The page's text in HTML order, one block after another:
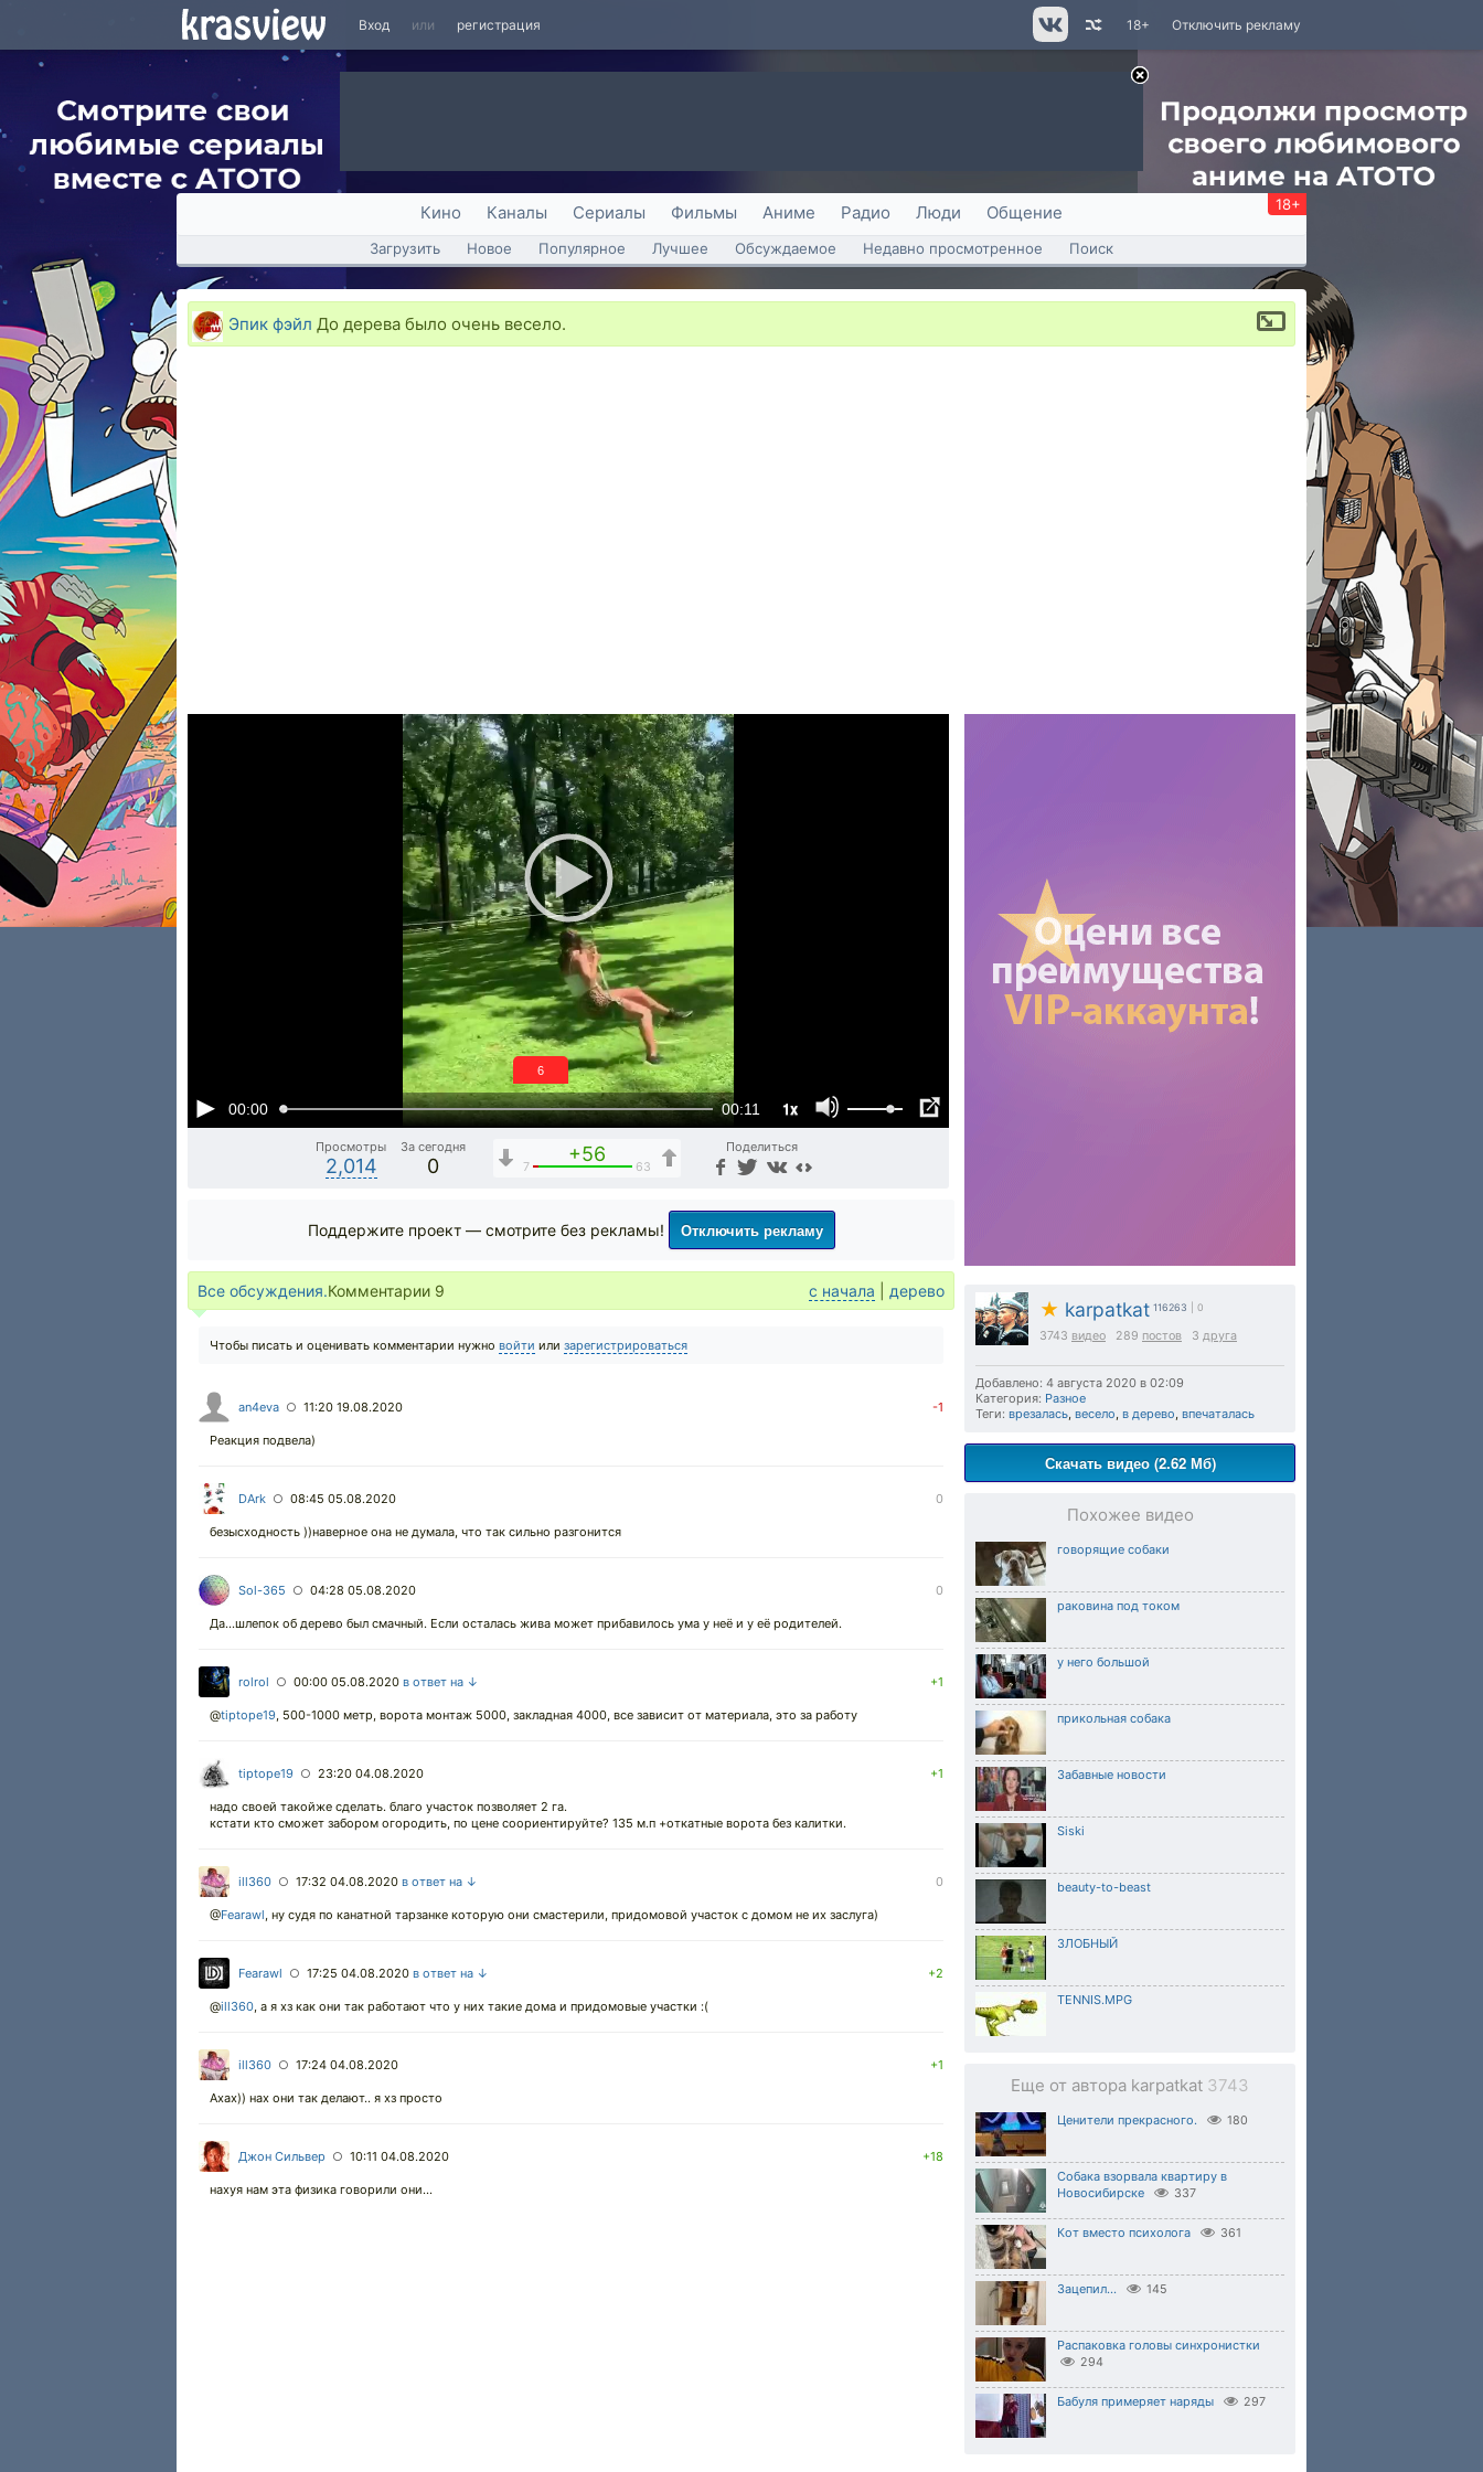
Вход или регистрация Отключить рекламу
18+
Кино Каналы Сериалы Фильмы Аниме Радио Люди Общение 18+
Загрузить Новое Популярное Лучшее Обсуждаемое Недавно просмотренное Поиск
Эпик фэйл До дерева было очень весело.
00:00 00:11 1x
5
Просмотры
2,014
За сегодня
0
+56
7 63
Поделиться
★ karpatkat 116263 | 0
3743 видео 289 постов 3 друга
Добавлено: 4 августа 2020 в 02:09
Категория: Разное
Теги: врезалась, весело, в дерево, впечаталась
Скачать видео (2.62 Мб)
Похожее видео
говорящие собаки
раковина под током
у него большой
прикольная собака
Забавные новости
Siski
beauty-to-beast
ЗЛОБНЫЙ
TENNIS.MPG
Еще от автора karpatkat 3743
Ценители прекрасного. 180
Собака взорвала квартиру в
Новосибирске
337
Кот вместо психолога 361
Зацепил... 145
Распаковка головы синхронистки
294
Бабуля примеряет наряды 297
Поддержите проект — смотрите без рекламы! Отключить рекламу
Все обсуждения.Комментарии 9 с начала дерево
Чтобы писать и оценивать комментарии нужно войти или зарегистрироваться
an4eva ○ 11:20 19.08.2020 -1
Реакция подвела)
DArk ○ 08:45 05.08.2020 0
безысходность ))наверное она не думала, что так сильно разгонится
Sol-365 ○ 04:28 05.08.2020 0
Да...шлепок об дерево был смачный. Если осталась жива может прибавилось ума у неё и у её родителей.
rolrol ○ 00:00 05.08.2020 в ответ на ↓ +1
@tiptope19, 500-1000 метр, ворота монтаж 5000, закладная 4000, все зависит от материала, это за работу
tiptope19 ○ 23:20 04.08.2020 +1
надо своей такойже сделать. благо участок позволяет 2 га.
кстати кто сможет забором огородить, по цене соориентируйте? 135 м.п +откатные ворота без калитки.
ill360 ○ 17:32 04.08.2020 в ответ на ↓ 0
@Fearawl, ну судя по канатной тарзанке которую они смастерили, придомовой участок с домом не их заслуга)
Fearawl ○ 17:25 04.08.2020 в ответ на ↓ +2
@ill360, а я хз как они так работают что у них такие дома и придомовые участки :(
ill360 ○ 17:24 04.08.2020 +1
Ахах)) нах они так делают.. я хз просто
Джон Сильвер ○ 10:11 04.08.2020 +18
нахуя нам эта физика говорили они...